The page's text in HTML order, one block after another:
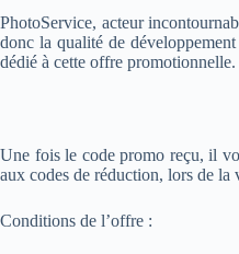
PhotoService, acteur
donc la qualité de
dédié à cette offre promotionnelle.
Une fois le code promo reçu, il
aux codes de réduction, lors de la
Conditions de l’offre :